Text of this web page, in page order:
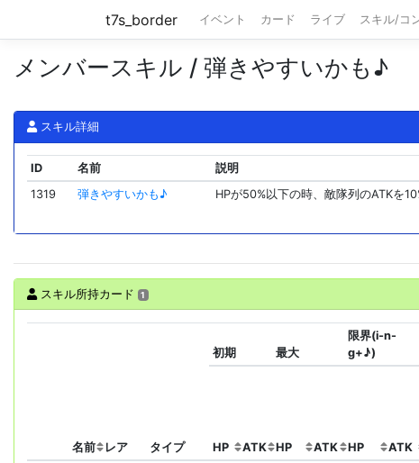
t7s_border イベント カード ライブ スキル/コ
メンバースキル / 弾きやすいかも♪
スキル詳細
ID 名前 説明
1319
弾きやすいかも♪ HPが50%以下の時、敵隊列のATKを
スキル所持カード 1
名前 レア タイプ
初期 最大
限界(i-n-
g+♪)
HP ATK HP ATK HP ATK